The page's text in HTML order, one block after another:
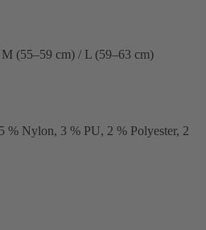
(55–59 cm) / L (59–63 cm)
% Nylon, 3 % PU, 2 % Polyester, 2